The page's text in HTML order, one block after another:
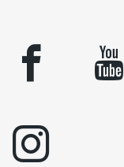
facebook youtube
instagram